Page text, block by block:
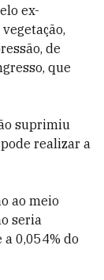
ex-
de
que
suprimiu
realizar a
ao meio
seria
0,054% do